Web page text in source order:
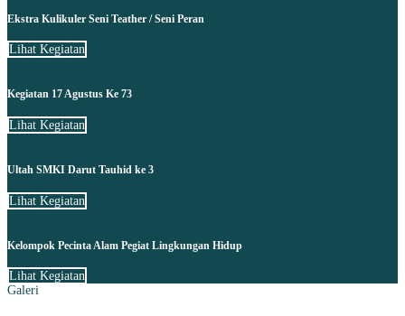
Ekstra Kulikuler Seni Teather / Seni Peran
Lihat Kegiatan
Kegiatan 17 Agustus Ke 73
Lihat Kegiatan
Ultah SMKI Darut Tauhid ke 3
Lihat Kegiatan
Kelompok Pecinta Alam Pegiat Lingkungan Hidup
Lihat Kegiatan
Galeri